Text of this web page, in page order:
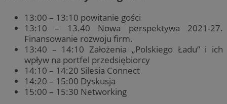
13:00 – 13:10 powitanie gości
13:10 – 13.40 Nowa perspektywa 2021-27.
Finansowanie rozwoju firm.
13:40 – 14:10 Założenia „Polskiego Ładu” i ich
wpływ na portfel przedsiębiorcy
14:10 – 14:20 Silesia Connect
14:20 – 15:00 Dyskusja
15:00 – 15:30 Networking